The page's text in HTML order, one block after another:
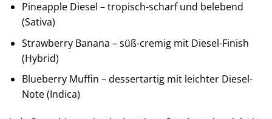
Pineapple Diesel – tropisch-scharf und belebend
(Sativa)
Strawberry Banana – süß-cremig mit Diesel-Finish
(Hybrid)
Blueberry Muffin – dessertartig mit leichter Diesel-
Note (Indica)